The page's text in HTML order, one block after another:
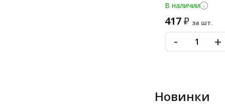
В наличии
417₽ за шт.
- +
Новинки